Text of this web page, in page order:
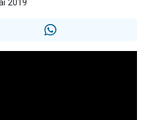
viennent de faire un don pour Sauvez la jambe de Yohan
2019